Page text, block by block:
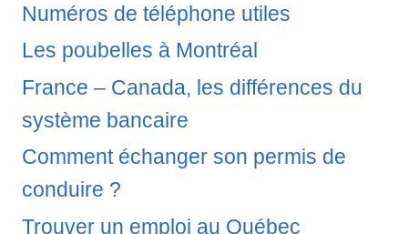
Numéros de téléphone utiles
Les poubelles à Montréal
France – Canada, les différences du
système bancaire
Comment échanger son permis de
conduire ?
Trouver un emploi au Québec